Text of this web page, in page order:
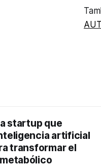
startup que
artificial
transformar el